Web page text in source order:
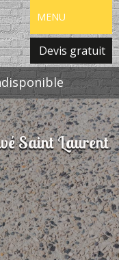
MENU
Devis gratuit
Saint Laurent